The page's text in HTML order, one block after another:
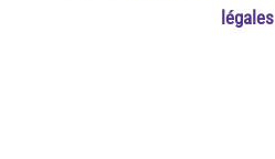
légales